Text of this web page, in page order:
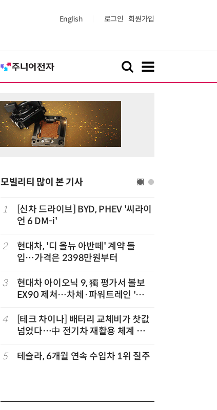
English 로그인 회원가입
모빌리티 많이 본 기사
1
[신차 드라이브] BYD, PHEV '씨라이
언 6 DM-i'
2
현대차, '디 올뉴 아반떼' 계약 돌
입…가격은 2398만원부터
3
현대차 아이오닉 9, 獨 평가서 볼보
EX90 제쳐…차체·파워트레인 '우
4
[테크 차이나] 배터리 교체비가 찻값
넘었다…中 전기차 재활용 체계 시
5
테슬라, 6개월 연속 수입차 1위 질주